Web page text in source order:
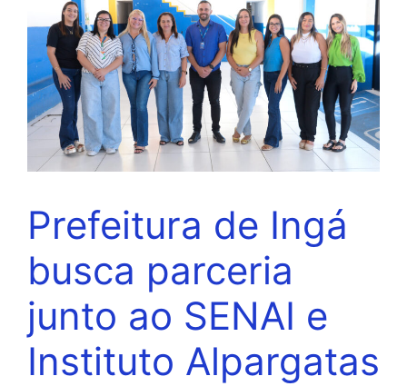
Prefeitura de Ingá
busca parceria
junto ao SENAI e
Instituto Alpargatas